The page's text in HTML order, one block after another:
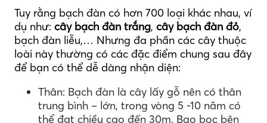
Tuy rằng bạch đàn có hơn 700 loại khác nhau, ví
dụ như: cây bạch đàn trắng, cây bạch đàn đỏ,
bạch đàn liễu,… Nhưng đa phần các cây thuộc
loài này thường có các đặc điểm chung sau đây
để bạn có thể dễ dàng nhận diện:
Thân: Bạch đàn là cây lấy gỗ nên có thân
trung bình – lớn, trong vòng 5 -10 năm có
thể đạt chiều cao đến 30m. Bao bọc bên